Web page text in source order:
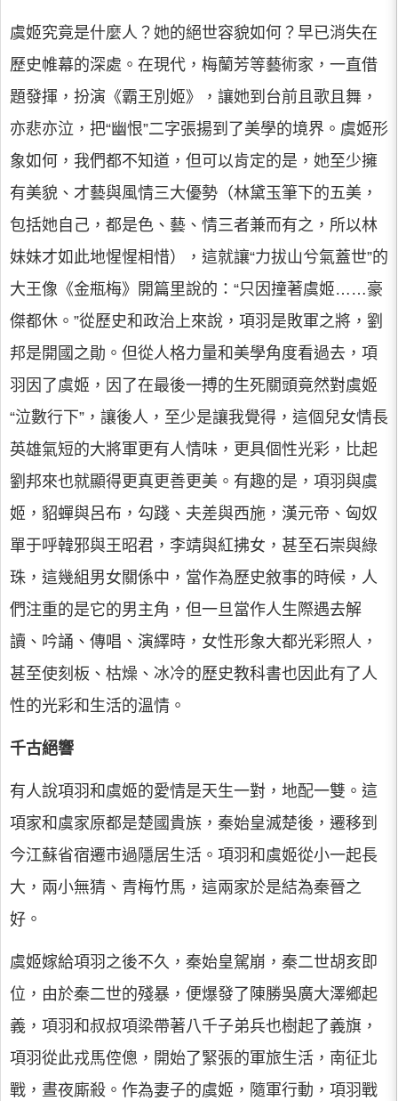
虞姬究竟是什麼人？她的絕世容貌如何？早已消失在
歷史帷幕的深處。在現代，梅蘭芳等藝術家，一直借
題發揮，扮演《霸王別姬》，讓她到台前且歌且舞，
亦悲亦泣，把“幽恨”二字張揚到了美學的境界。虞姬形
象如何，我們都不知道，但可以肯定的是，她至少擁
有美貌、才藝與風情三大優勢（林黛玉筆下的五美，
包括她自己，都是色、藝、情三者兼而有之，所以林
妹妹才如此地惺惺相惜），這就讓“力拔山兮氣蓋世”的
大王像《金瓶梅》開篇里說的：“只因撞著虞姬……豪
傑都休。”從歷史和政治上來說，項羽是敗軍之將，劉
邦是開國之勛。但從人格力量和美學角度看過去，項
羽因了虞姬，因了在最後一搏的生死關頭竟然對虞姬
“泣數行下”，讓後人，至少是讓我覺得，這個兒女情長
英雄氣短的大將軍更有人情味，更具個性光彩，比起
劉邦來也就顯得更真更善更美。有趣的是，項羽與虞
姬，貂蟬與呂布，勾踐、夫差與西施，漢元帝、匈奴
單于呼韓邪與王昭君，李靖與紅拂女，甚至石崇與綠
珠，這幾組男女關係中，當作為歷史敘事的時候，人
們注重的是它的男主角，但一旦當作人生際遇去解
讀、吟誦、傳唱、演繹時，女性形象大都光彩照人，
甚至使刻板、枯燥、冰冷的歷史教科書也因此有了人
性的光彩和生活的溫情。
千古絕響
有人說項羽和虞姬的愛情是天生一對，地配一雙。這
項家和虞家原都是楚國貴族，秦始皇滅楚後，遷移到
今江蘇省宿遷市過隱居生活。項羽和虞姬從小一起長
大，兩小無猜、青梅竹馬，這兩家於是結為秦晉之
好。
虞姬嫁給項羽之後不久，秦始皇駕崩，秦二世胡亥即
位，由於秦二世的殘暴，便爆發了陳勝吳廣大澤鄉起
義，項羽和叔叔項梁帶著八千子弟兵也樹起了義旗，
項羽從此戎馬倥傯，開始了緊張的軍旅生活，南征北
戰，晝夜廝殺。作為妻子的虞姬，隨軍行動，項羽戰